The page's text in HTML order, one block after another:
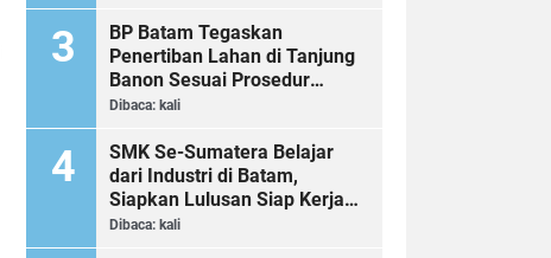
BP Batam Tegaskan
Penertiban Lahan di Tanjung
Banon Sesuai Prosedur
Hukum
Dibaca: kali
SMK Se-Sumatera Belajar
dari Industri di Batam,
Siapkan Lulusan Siap Kerja
Era Digital
Dibaca: kali